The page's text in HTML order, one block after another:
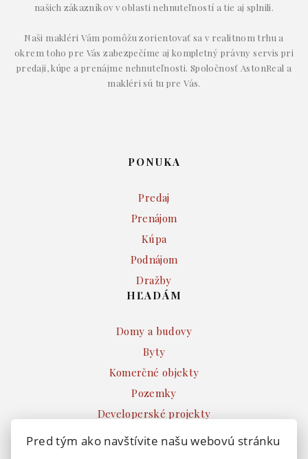
našich zákazníkov v oblasti nehnuteľností a tie aj splnili.
Naši makléri Vám pomôžu zorientovať sa v realitnom trhu a
okrem toho pre Vás zabezpečíme aj kompletný právny servis pri
predaji, kúpe a prenájme nehnuteľnosti. Spoločnosť AstonReal a
makléri sú tu pre Vás.
PONUKA
Predaj
Prenájom
Kúpa
Podnájom
Dražby
HĽADÁM
Domy a budovy
Byty
Komerčné objekty
Pozemky
Developerské projekty
Ostatné
INFO
Pred tým ako navštívite našu webovú stránku